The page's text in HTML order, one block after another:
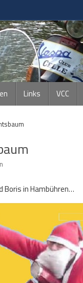
Links VCC
Boris in Hambühren…